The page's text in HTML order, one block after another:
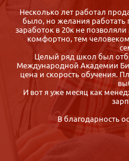
Я всегда мечтала работать
волонтёрской
сожалению, образование
вуз или какие-нибудь
городе, но так ничего и не
Международную
обучение удалённо - через
эту академию! Курс
присылают по почте
Пару дней назад я
развивающий центр,
очень